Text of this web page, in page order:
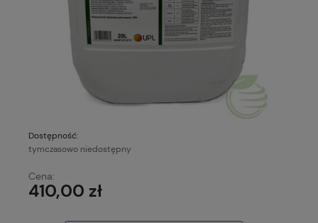
Dostępność:
tymczasowo niedostępny
Cena:
410,00 zł